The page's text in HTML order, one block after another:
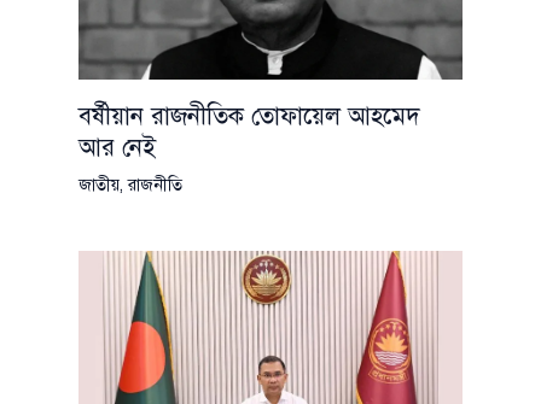
বর্ষীয়ান রাজনীতিক তোফায়েল আহমেদ
আর নেই
জাতীয়,রাজনীতি